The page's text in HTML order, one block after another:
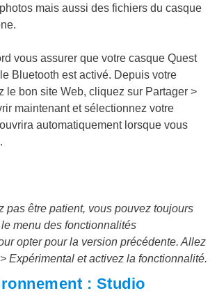
mais aussi des fichiers du casque
vous assurer que votre casque Quest
Bluetooth est activé. Depuis votre
le bon site Web, cliquez sur Partager >
maintenant et sélectionnez votre
automatiquement lorsque vous
pas être patient, vous pouvez toujours
menu des fonctionnalités
opter pour la version précédente. Allez
Expérimental et activez la fonctionnalité.
: Studio